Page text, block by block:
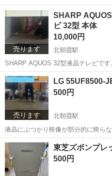
売ります
SHARP
ビ 32型 本体
10,000円
北朝霞駅
SHARP AQUOS 32型液晶テレビです。 ・メーカー：SHARP
番：LC-32S5 ・年式：2018年製 ・画面サイズ
作確認済みです。 ・地デジ受信、
埼玉 朝霞市
売ります
LG 55UF8500-
500円
北朝霞駅
液晶にぶつかり映像が部分的に映ら
4K画質のポテンシャルをあまさず引
解像技術を駆使した4Kアップスケイ
ランドharman/...
埼玉 朝霞市 北朝霞駅 テ
東芝ズボンプレ
500円